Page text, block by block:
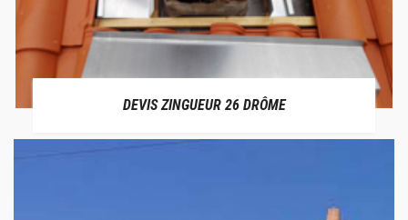
DEVIS ZINGUEUR 26 DRÔME